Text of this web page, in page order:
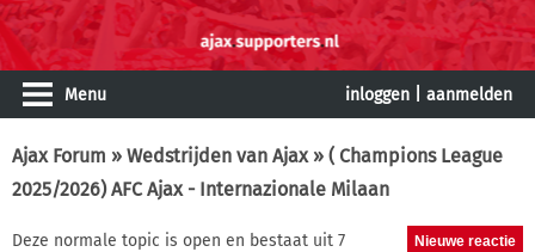
Menu inloggen aanmelden
Ajax Forum » Wedstrijden van Ajax» ( Champions League
2025/2026) AFC Ajax - Internazionale Milaan
Deze normale topic is open en bestaat uit 7